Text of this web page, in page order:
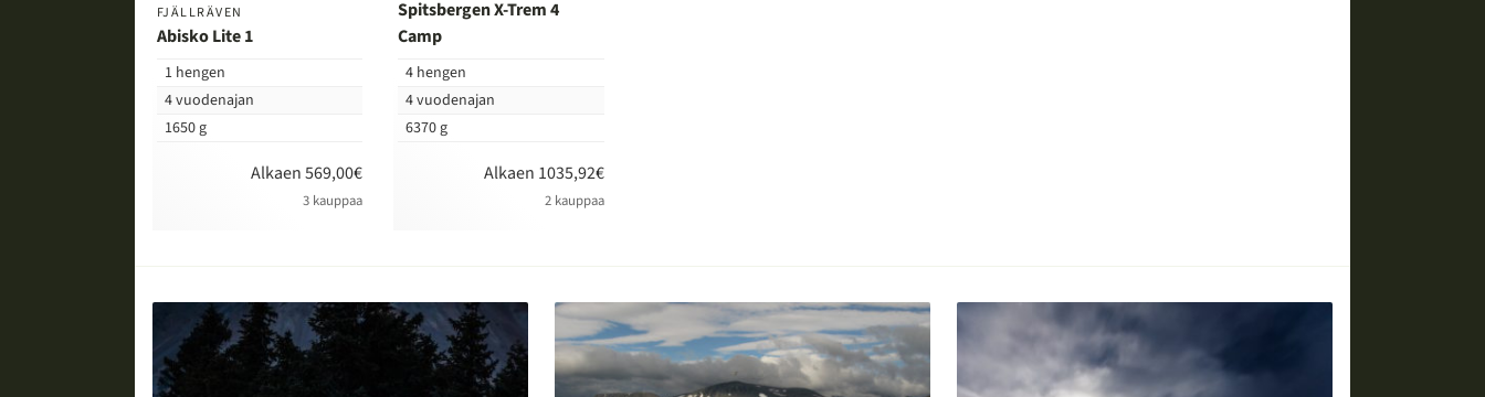
FJÄLLRÄVEN
Abisko Lite 1
1 hengen
4 vuodenajan
1650 g
Alkaen 569,00€
3 kauppaa
Spitsbergen X-Trem 4
Camp
4 hengen
4 vuodenajan
6370 g
Alkaen 1035,92€
2 kauppaa